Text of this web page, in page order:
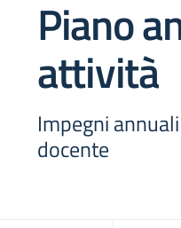
Piano
attività
Impegni
docente